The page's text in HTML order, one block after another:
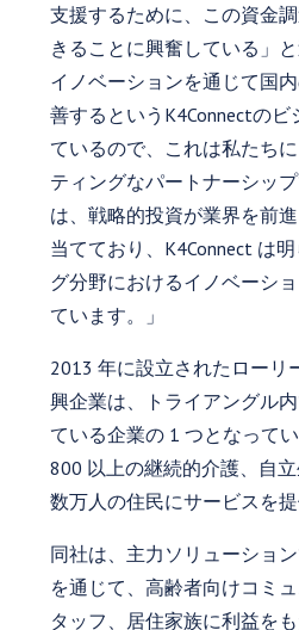
支援するために、この資金
きることに興奮している」
イノベーションを通じて国
善するというK4Connectの
ているので、これは私たち
ティングなパートナーシッ
は、戦略的投資が業界を前
当てており、K4Connect は
グ分野におけるイノベーシ
ています。」
2013 年に設立されたローリ
興企業は、トライアングル
ている企業の 1 つとなって
800 以上の継続的介護、自
数万人の住民にサービスを提
同社は、主力ソリューショ
を通じて、高齢者向けコミ
タッフ、居住家族に利益を